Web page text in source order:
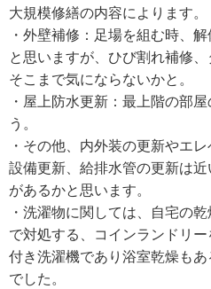
大規模修繕の内容によります。
・外壁補修：足場を組む時、
と思いますが、ひび割れ補修
そこまで気にならないかと。
・屋上防水更新：最上階の部
う。
・その他、内外装の更新やエ
設備更新、給排水管の更新は
があるかと思います。
・洗濯物に関しては、自宅の
で対処する、コインランドリ
付き洗濯機であり浴室乾燥も
でした。